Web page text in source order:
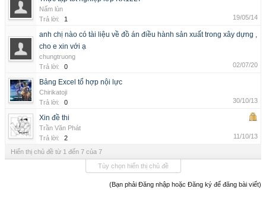
Nấm lùn
Trả lời:
1 19/05/14
anh chị nào có tài liệu về đồ án điều hành sản xuất trong xây dựng ,
cho e xin với ạ
chungtruong
Trả lời:
0 02/07/20
Bảng Excel tổ hợp nội lực
Chirikatoji
Trả lời:
0 30/10/13
Xin đề thi
Trần Văn Phát
Trả lời:
2 11/10/13
Hiển thị chủ đề từ 1 đến 7 của 7
Tùy chọn hiển thị chủ đề
(Bạn phải Đăng nhập hoặc Đăng ký để đăng bài viết)